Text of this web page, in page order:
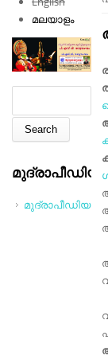
മലയാളം
മുദ്രാപീഡിയ
മുദ്രാപീഡിയ